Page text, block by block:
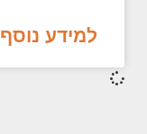
למידע נוסף